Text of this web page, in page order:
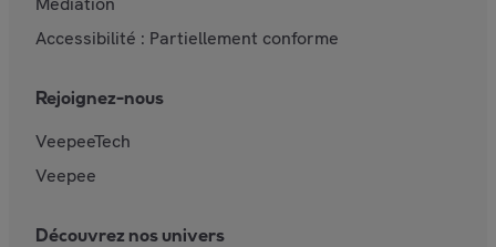
Accessibilité : Partiellement conforme
Rejoignez-nous
VeepeeTech
Veepee
Découvrez nos univers